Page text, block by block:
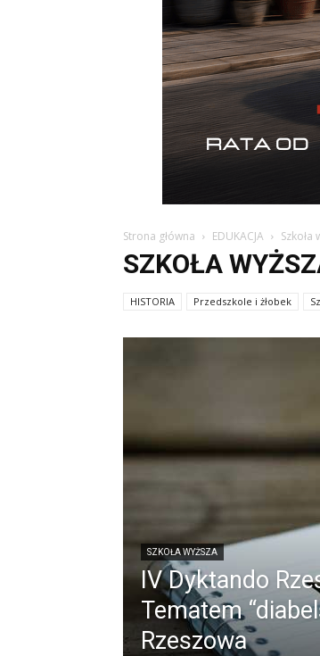
Strona główna EDUKACJA Szkoła
SZKOŁA
HISTORIA Przedszkole i żłobek
SZKOŁA WYŻSZA
IV Dyktando
Tematem
Rzeszowa